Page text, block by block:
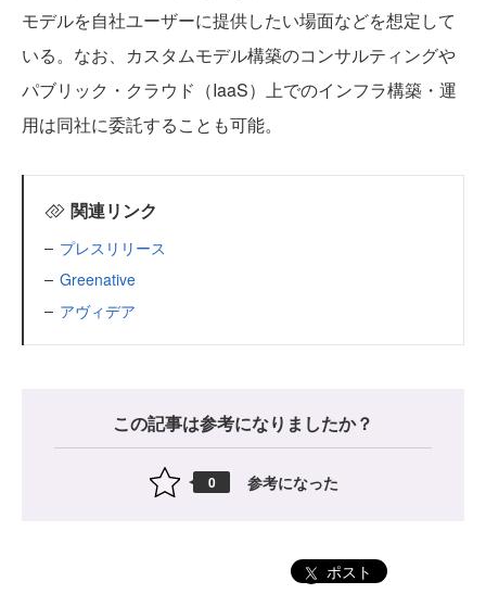
モデルを自社ユーザーに提供したい場面などを想定して
いる。なお、カスタムモデル構築のコンサルティングや
パブリック・クラウド（IaaS）上でのインフラ構築・運
用は同社に委託することも可能。
関連リンク
プレスリリース
Greenative
アヴィデア
この記事は参考になりましたか？
0 参考になった
ポスト